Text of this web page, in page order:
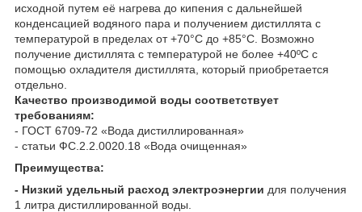
исходной путем её нагрева до кипения с дальнейшей
конденсацией водяного пара и получением дистиллята с
температурой в пределах от +70°С до +85°С. Возможно
получение дистиллята с температурой не более +40ºС с
помощью охладителя дистиллята, который приобретается
отдельно.
Качество производимой воды соответствует
требованиям:
- ГОСТ 6709-72 «Вода дистиллированная»
- статьи ФС.2.2.0020.18 «Вода очищенная»
Преимущества:
- Низкий удельный расход электроэнергии для получения
1 литра дистиллированной воды.